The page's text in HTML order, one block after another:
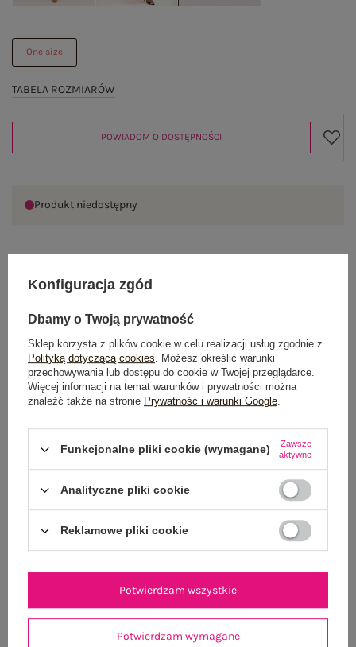
One size
TABELA ROZMIARÓW
POWIADOM O DOSTĘPNOŚCI
Produkt niedostępny
GŁÓWNE PARAMETRY
OPINIE O PRODUKCIE (0)
WYSYŁKA I DOSTAWA
PRODUKTY ZE STYLIZACJI
Konfiguracja zgód
Dbamy o Twoją prywatność
Sklep korzysta z plików cookie w celu realizacji usług zgodnie z
Polityką dotyczącą cookies. Możesz określić warunki
przechowywania lub dostępu do cookie w Twojej przeglądarce.
Więcej informacji na temat warunków i prywatności można
znaleźć także na stronie Prywatność i warunki Google.
Funkcjonalne pliki cookie (wymagane)
Zawsze
aktywne
Analityczne pliki cookie
Reklamowe pliki cookie
Potwierdzam wymagane
Potwierdzam wszystkie